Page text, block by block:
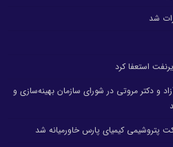
شد
استعفا کرد
و دکتر مروتی در شورای سازمان بهینه‌سازی و
پتروشیمی کیمیای پارس خاورمیانه شد